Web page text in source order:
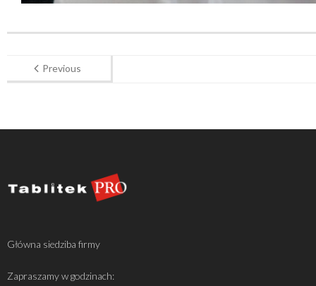
Previous
Główna siedziba firmy
Zapraszamy w godzinach: